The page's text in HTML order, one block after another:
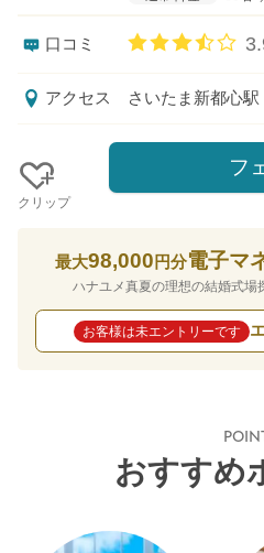
口コミ
アクセス さいたま新都心駅
クリップ
フ
最大98,000 円分電子マ
ハナユメ真夏の理想の結婚式場
お客様は未エントリーです
おすすめ